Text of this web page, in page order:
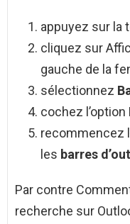
appuyez sur la
cliquez sur
gauche de la
sélectionnez
cochez l’option
recommencez
les barres
Par contre
recherche sur